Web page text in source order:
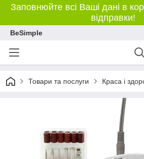
Заповнюйте всі Ваші дані в
відправки!
BeSimple
Товари та послуги Краса і